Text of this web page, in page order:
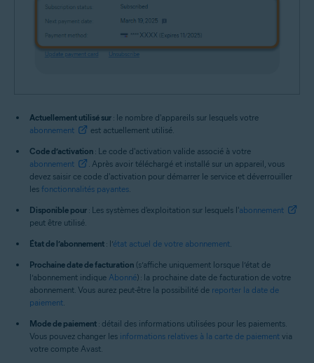
Actuellement utilisé sur : le nombre d'appareils sur lesquels votre
abonnement
est actuellement utilisé.
Code d’activation : Le code d'activation valide associé à votre
abonnement
. Après avoir téléchargé et installé sur un appareil, vous
devez saisir ce code d'activation pour démarrer le service et déverrouiller
les fonctionnalités payantes
Disponible pour : Les systèmes d'exploitation sur lesquels l'abonnement
peut être utilisé.
État de l’abonnement : l’état actuel de votre abonnement
Prochaine date de facturation (s’affiche uniquement lorsque l’état de
l’abonnement indique Abonné) : la prochaine date de facturation de votre
abonnement. Vous aurez peut-être la possibilité de reporter la date de
paiement
Mode de paiement : détail des informations utilisées pour les paiements.
Vous pouvez changer les informations relatives à la carte de paiement via
votre compte Avast.